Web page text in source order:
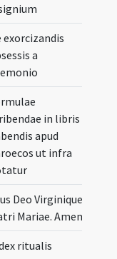
exorcizandis
a
in libris
apud
ut infra
Deo Virginique
Mariae. Amen
ritualis